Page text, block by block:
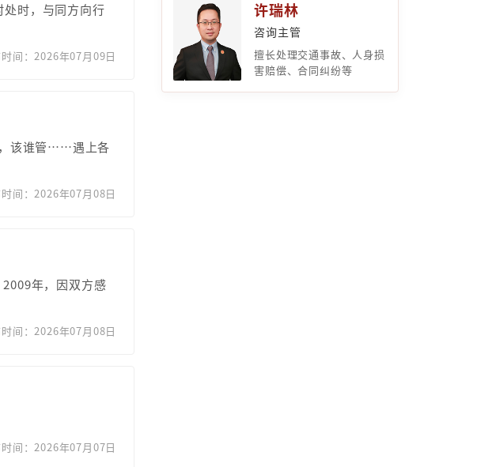
时，与同方向行
间：2026年07月09日
，该谁管……遇上各
间：2026年07月08日
年，因双方感
间：2026年07月08日
间：2026年07月07日
权债务纠纷、侵权纠纷等
许瑞林
咨询主管
擅长处理交通事故、人身损
害赔偿、合同纠纷等